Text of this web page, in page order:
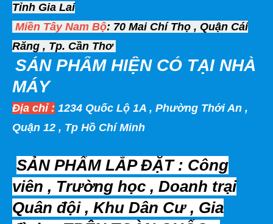
Tỉnh Gia Lai
Miền Tây Nam Bộ: 70 Mai Chí Thọ , Quận Cái
Răng , Tp. Cần Thơ
SẢN PHẨM HIỆNCÓ TẠI NHÀ
MÁY
Địa chỉ : 1234 Quốc Lộ 1A , Phường Thới An ,
Quận 12 , Tp Hồ Chí Minh
SẢN PHẨM LẮP ĐẶT : Công
viên , Trường học , Doanh trại
Quân đội , Khu Dân Cư , Gia